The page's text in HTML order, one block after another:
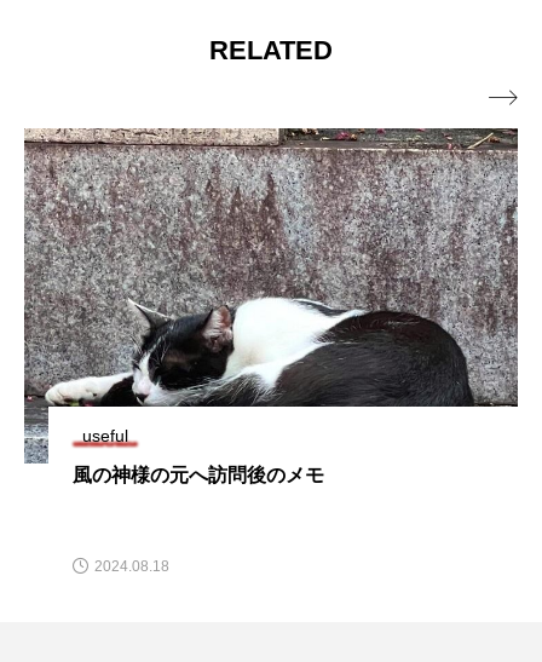
RELATED
useful
風の神様の元へ訪問後のメモ
2024.08.18
